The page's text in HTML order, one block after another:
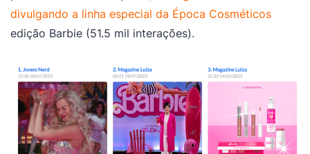
divulgando a linha especial da Época Cosméticos
edição Barbie (51.5 mil interações).